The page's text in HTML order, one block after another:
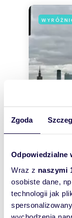
Zgoda
Odpowiedzialne
Wraz z naszymi
osobiste dane,
technologii jak